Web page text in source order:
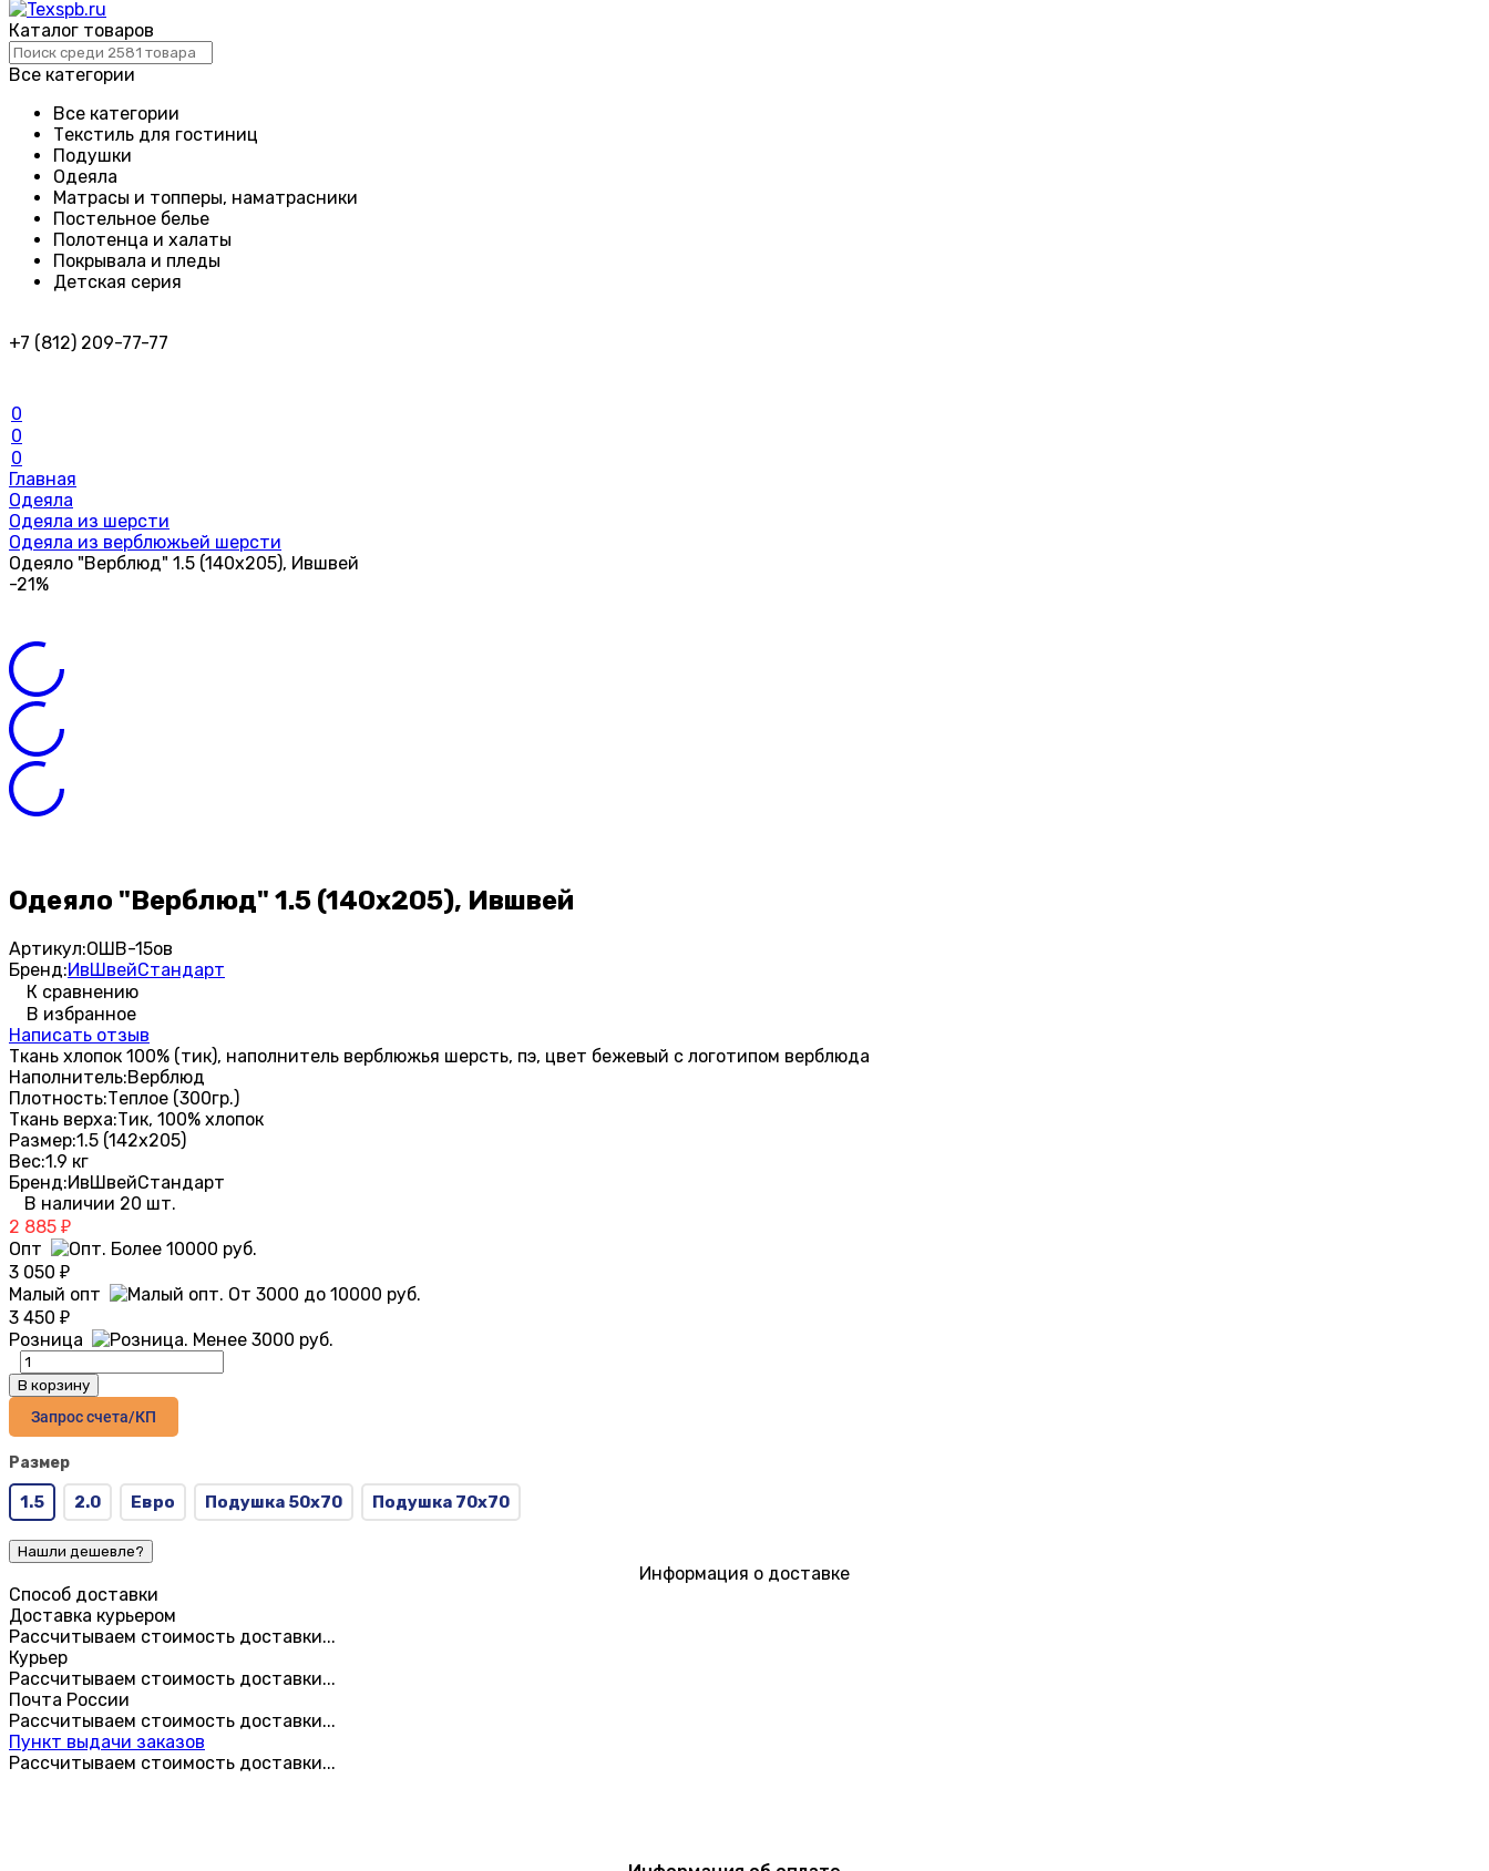
Каталог товаров
Все категории
Все категории
Текстиль для гостиниц
Подушки
Одеяла
Матрасы и топперы, наматрасники
Постельное белье
Полотенца и халаты
Покрывала и пледы
Детская серия
+7 (812) 209-77-77
0
0
0
Главная
Одеяла
Одеяла из шерсти
Одеяла из верблюжьей шерсти
Одеяло "Верблюд" 1.5 (140х205), Ившвей
-21%
Одеяло "Верблюд" 1.5 (140х205), Ившвей
Артикул:ОШВ-15ов
Бренд:ИвШвейСтандарт
К сравнению
В избранное
Написать отзыв
Ткань хлопок 100% (тик), наполнитель верблюжья шерсть, пэ, цвет бежевый с логотипом верблюда
Наполнитель:Верблюд
Плотность:Теплое (300гр.)
Ткань верха:Тик, 100% хлопок
Размер:1.5 (142х205)
Вес:1.9 кг
Бренд:ИвШвейСтандарт
В наличии 20 шт.
2 885 ₽
Опт
3 050 ₽
Малый опт
3 450 ₽
Розница
В корзину
Запрос счета/КП
Размер
1.5 2.0 Евро Подушка 50х70 Подушка 70х70
Информация о доставке
Способ доставки
Доставка курьером
Рассчитываем стоимость доставки...
Курьер
Рассчитываем стоимость доставки...
Почта России
Рассчитываем стоимость доставки...
Пункт выдачи заказов
Рассчитываем стоимость доставки...